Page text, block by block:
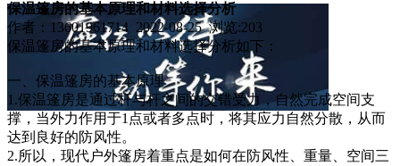
保温篷房的基本原理和材料选择分析
作者：13601961714 2022-08-25 浏览:203
保温篷房的基本原理和材料选择分析如下：
一、保温篷房的基本原理
1.保温篷房是通过杆与杆之间的交错受力，自然完成空间支
撑，当外力作用于1点或者多点时，将其应力自然分散，从而
达到良好的防风性。
2.所以，现代户外篷房着重点是如何在防风性、重量、空间三